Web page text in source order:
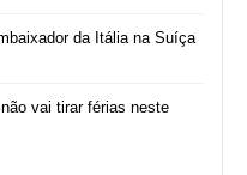
da Itália na Suíça
vai tirar férias neste